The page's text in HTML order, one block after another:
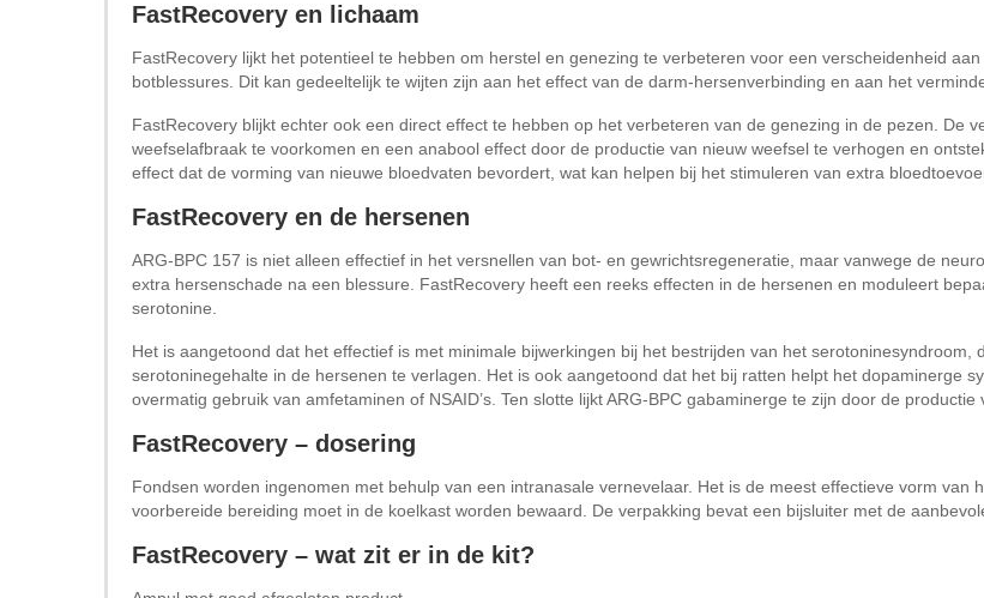
FastRecovery en lichaam
FastRecovery lijkt het potentieel te hebben om herstel en genezing te verbeteren voor een verscheidenheid
botblessures. Dit kan gedeeltelijk te wijten zijn aan het effect van de darm-hersenverbinding en aan het
FastRecovery blijkt echter ook een direct effect te hebben op het verbeteren van de genezing in de pezen. De
weefselafbraak te voorkomen en een anabool effect door de productie van nieuw weefsel te verhogen en
effect dat de vorming van nieuwe bloedvaten bevordert, wat kan helpen bij het stimuleren van extra
FastRecovery en de hersenen
ARG-BPC 157 is niet alleen effectief in het versnellen van bot- en gewrichtsregeneratie, maar vanwege de
extra hersenschade na een blessure. FastRecovery heeft een reeks effecten in de hersenen en moduleert
serotonine.
Het is aangetoond dat het effectief is met minimale bijwerkingen bij het bestrijden van het
serotoninegehalte in de hersenen te verlagen. Het is ook aangetoond dat het bij ratten helpt het dopaminerge
overmatig gebruik van amfetaminen of NSAID’s. Ten slotte lijkt ARG-BPC gabaminerge te zijn door de
FastRecovery – dosering
Fondsen worden ingenomen met behulp van een intranasale vernevelaar. Het is de meest effectieve vorm van
voorbereide bereiding moet in de koelkast worden bewaard. De verpakking bevat een bijsluiter met de
FastRecovery – wat zit er in de kit?